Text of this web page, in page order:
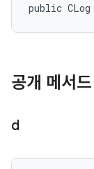
public
공개 메서드
d